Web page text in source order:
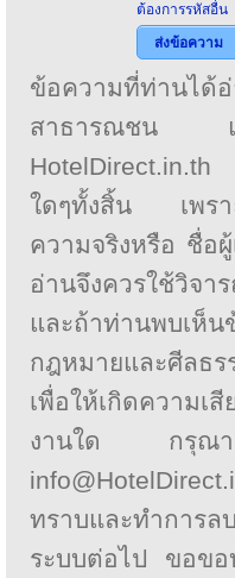
ต้องการรหัสอื่น
ส่งข้อความ
ข้อความที่ท่านได้อ่
สาธารณชน แล
ใดๆทั้งสิ้น เพราะ
ความจริงหรือ ชื่อ
อ่านจึงควรใช้วิจ
และถ้าท่านพบเห็
กฎหมายและศีลธร
เพื่อให้เกิดความเ
งานใด กรุ
ทราบและทำกา
ระบบต่อไป ขอข